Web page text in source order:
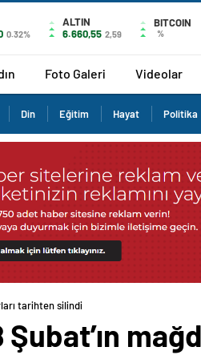
0.32%
ALTIN
6.660,55 2,59
BITCOIN
%
Foto Galeri Videolar
Din Eğitim Hayat Politika
tarihten silindi